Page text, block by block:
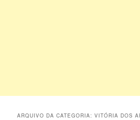
ARQUIVO DA CATEGORIA:VITÓRIA DOS